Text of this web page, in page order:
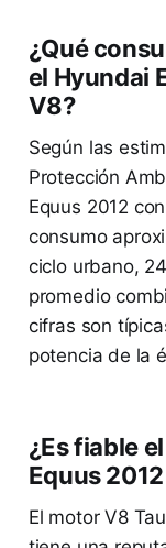
¿Qué
el Hyundai
V8?
Según las
Protección
Equus 2012
consumo
ciclo urbano,
promedio
cifras son
potencia de la
¿Es fiable
Equus
El motor V8